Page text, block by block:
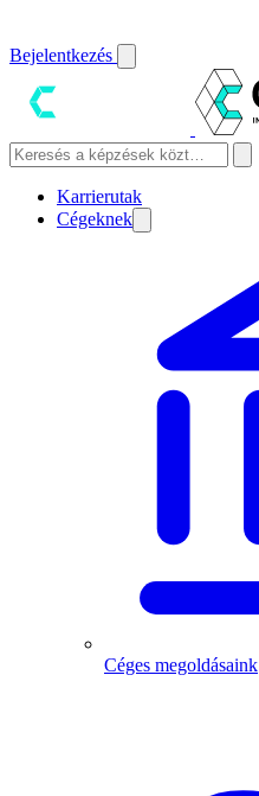
Bejelentkezés
Karrierutak
Cégeknek
Céges megoldásaink